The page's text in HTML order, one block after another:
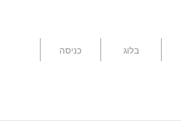
בלוג כניסה